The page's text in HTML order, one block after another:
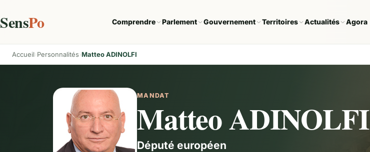
SensPo Comprendre Parlement Gouvernement Territoires Actualités Agora
Accueil Personnalités Matteo ADINOLFI
MANDAT
Matteo ADINOLFI
Député européen